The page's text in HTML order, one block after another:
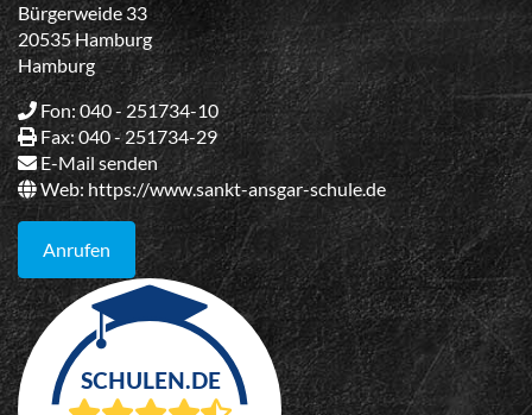
Bürgerweide 33
20535 Hamburg
Hamburg
Fon: 040 - 251734-10
Fax: 040 - 251734-29
E-Mail senden
Web: https://www.sankt-ansgar-schule.de
Anrufen